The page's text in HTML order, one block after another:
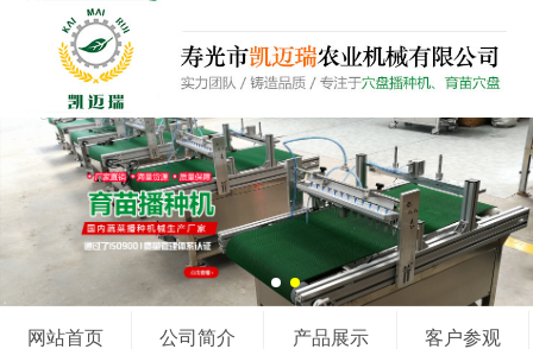
网站首页 公司简介 产品展示 客户参观